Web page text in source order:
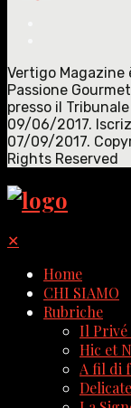
Vertigo
Passione
presso il
09/06/2017.
07/09/2017.
Rights Reserved
✕
Home
CHI SIAMO
Rubriche
Il Privé
Hic et
A fil di